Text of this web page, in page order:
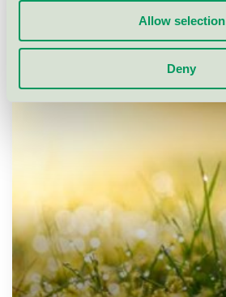
Allow selection
Deny